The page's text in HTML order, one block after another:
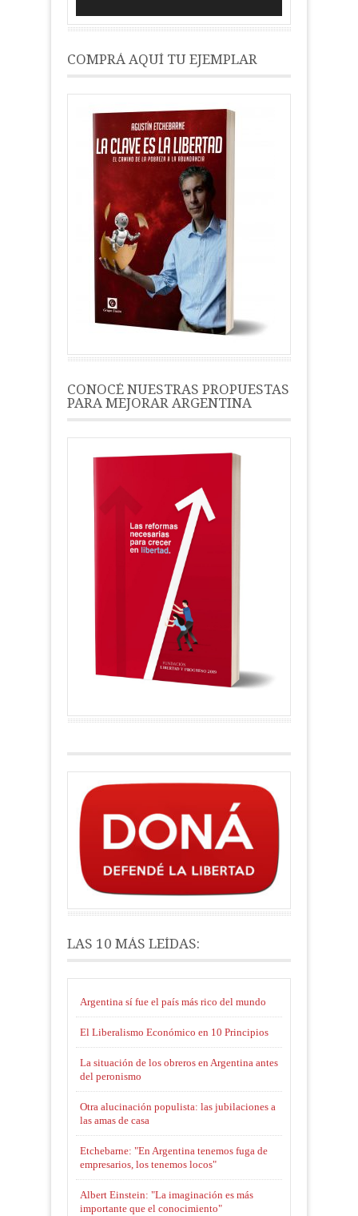
COMPRÁ AQUÍ TU EJEMPLAR
CONOCÉ NUESTRAS PROPUESTAS
PARA MEJORAR ARGENTINA
LAS 10 MÁS LEÍDAS:
Argentina sí fue el país más rico del mundo
El Liberalismo Económico en 10 Principios
La situación de los obreros en Argentina antes
del peronismo
Otra alucinación populista: las jubilaciones a
las amas de casa
Etchebarne: "En Argentina tenemos fuga de
empresarios, los tenemos locos"
Albert Einstein: "La imaginación es más
importante que el conocimiento"